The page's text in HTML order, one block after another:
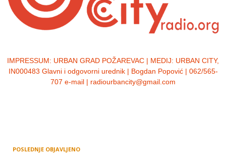
IMPRESSUM: URBAN GRAD POŽAREVAC | MEDIJ: URBAN CITY,
IN000483 Glavni i odgovorni urednik | Bogdan Popović | 062/565-
707 e-mail | radiourbancity@gmail.com
POSLEDNJE OBJAVLJENO